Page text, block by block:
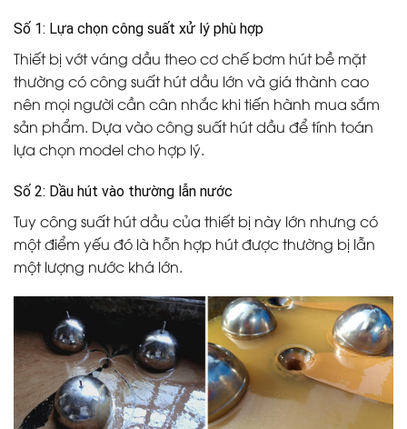
Số 1: Lựa chọn công suất xử lý phù hợp
Thiết bị vớt váng dầu theo cơ chế bơm hút bề mặt
thường có công suất hút dầu lớn và giá thành cao
nên mọi người cần cân nhắc khi tiến hành mua sắm
sản phẩm. Dựa vào công suất hút dầu để tính toán
lựa chọn model cho hợp lý.
Số 2: Dầu hút vào thường lẫn nước
Tuy công suất hút dầu của thiết bị này lớn nhưng có
một điểm yếu đó là hỗn hợp hút được thường bị lẫn
một lượng nước khá lớn.